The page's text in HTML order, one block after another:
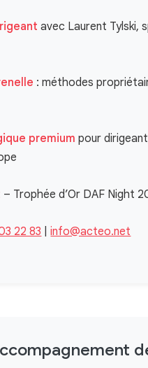
avec Laurent Tylski,
: méthodes
premium pour
– Trophée d’Or DAF Night
22 83 |info@acteo.net